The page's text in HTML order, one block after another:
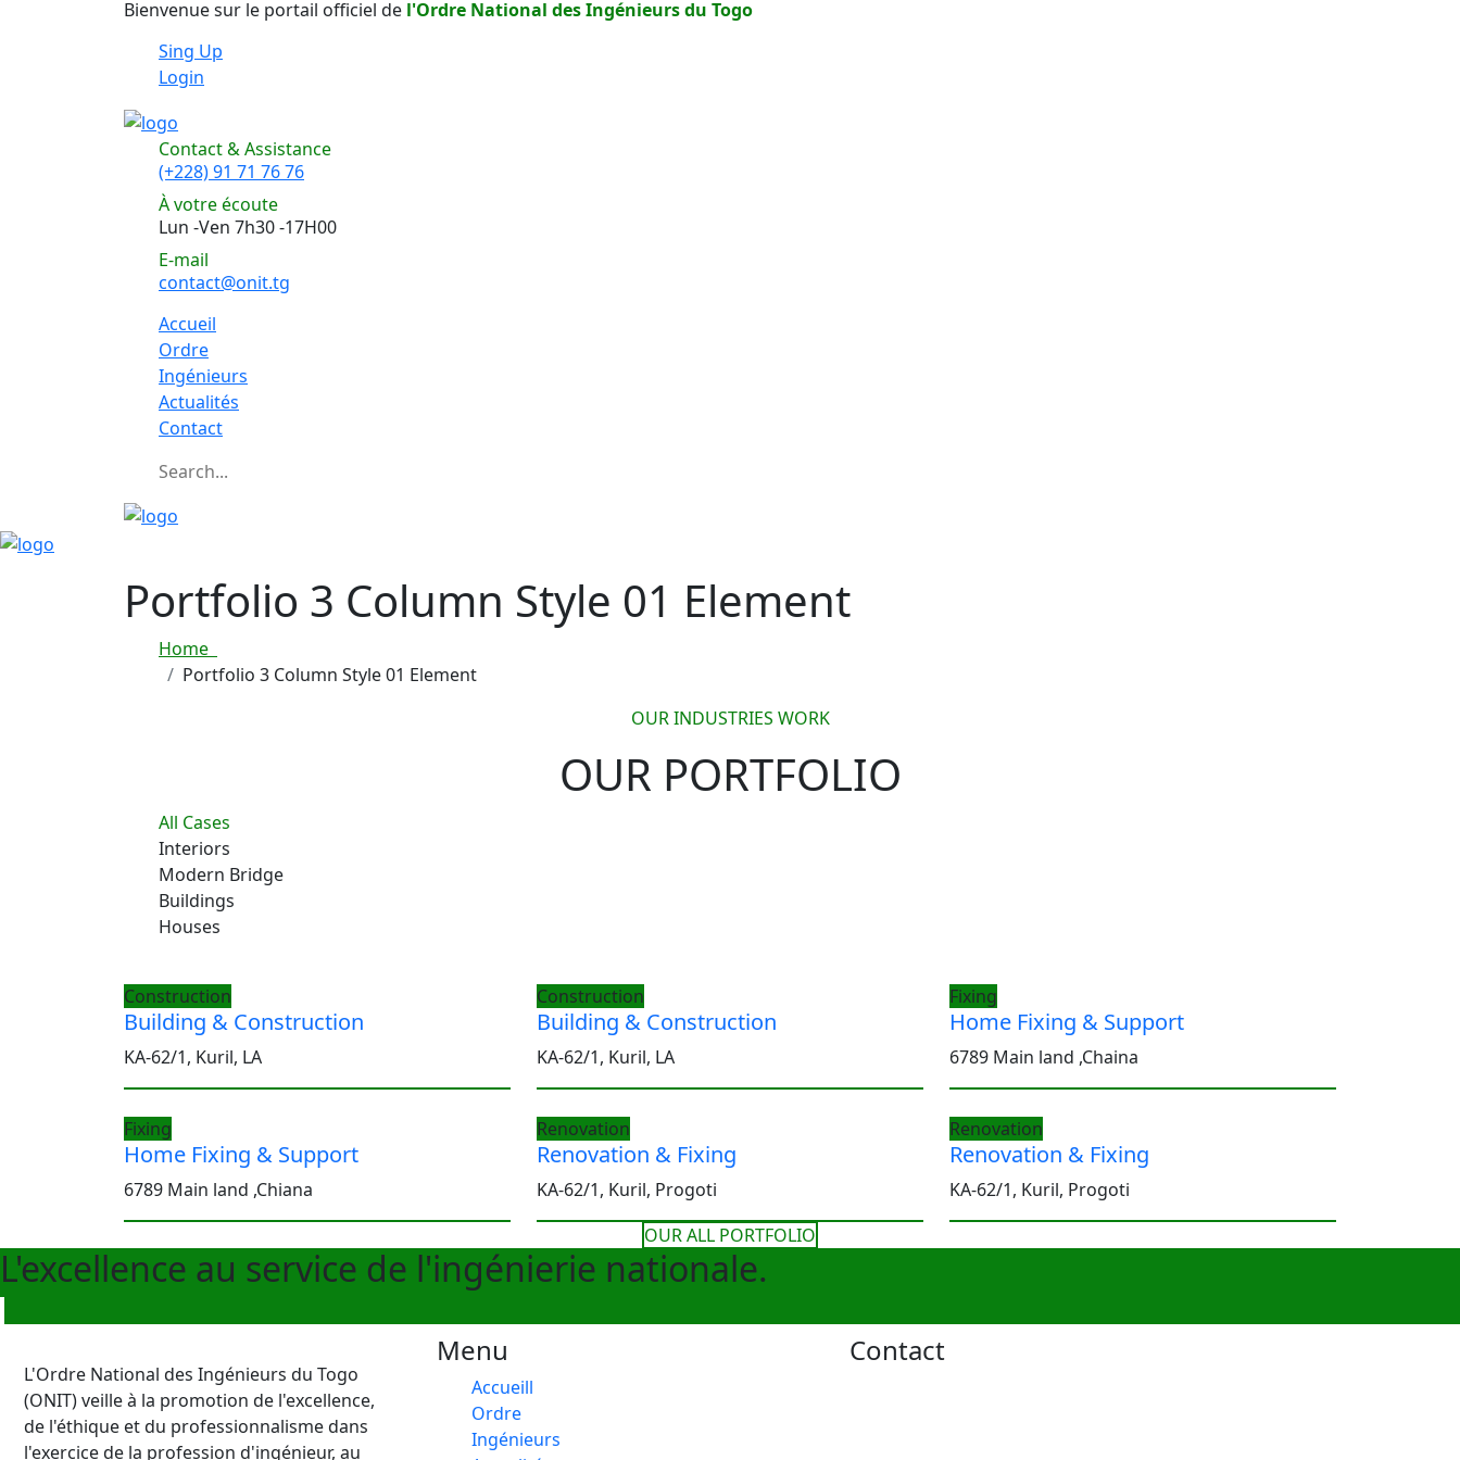
Bienvenue sur le portail officiel de l'Ordre National des Ingénieurs du Togo
Sing Up
Login
Contact & Assistance
(+228) 91 71 76 76
À votre écoute
Lun -Ven 7h30 -17H00
E-mail
contact@onit.tg
Accueil
Ordre
Ingénieurs
Actualités
Contact
Portfolio 3 Column Style 01 Element
Home
Portfolio 3 Column Style 01 Element
OUR INDUSTRIES WORK
OUR PORTFOLIO
All Cases
Interiors
Modern Bridge
Buildings
Houses
Construction
Building & Construction
KA-62/1, Kuril, LA
Construction
Building & Construction
KA-62/1, Kuril, LA
Fixing
Home Fixing & Support
6789 Main land ,Chaina
Fixing
Home Fixing & Support
6789 Main land ,Chiana
Renovation
Renovation & Fixing
KA-62/1, Kuril, Progoti
Renovation
Renovation & Fixing
KA-62/1, Kuril, Progoti
OUR ALL PORTFOLIO
L'excellence au service de l'ingénierie nationale.
L'Ordre National des Ingénieurs du Togo
(ONIT) veille à la promotion de l'excellence,
de l'éthique et du professionnalisme dans
l'exercice de la profession d'ingénieur, au
Menu
Accueill
Ordre
Ingénieurs
Contact